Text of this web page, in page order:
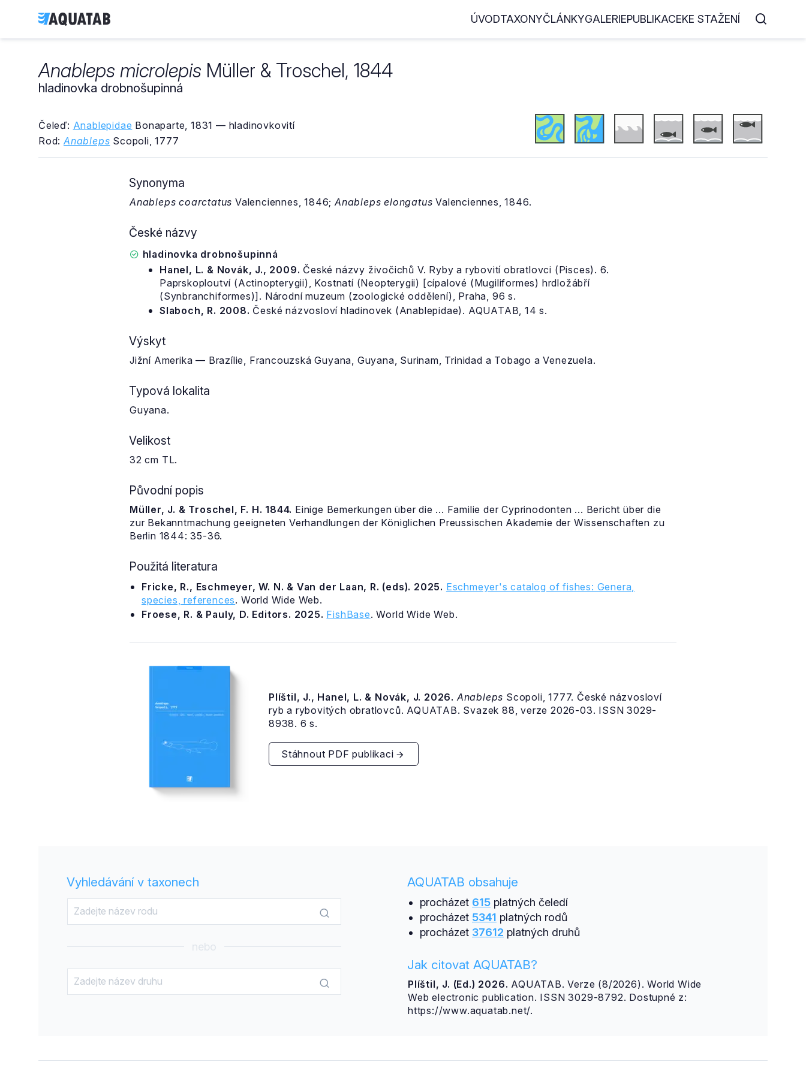
ÚVODTAXONYČLÁNKYGALERIEPUBLIKACEKE STAŽENÍ
Anableps microlepis Müller & Troschel, 1844
hladinovka drobnošupinná
Čeleď: Anablepidae Bonaparte, 1831 — hladinovkovití
Rod: Anableps Scopoli, 1777
Synonyma
Anableps coarctatus Valenciennes, 1846;Anableps elongatus Valenciennes, 1846.
České názvy
hladinovka drobnošupinná
Hanel, L. & Novák, J., 2009. České názvy živočichů V. Ryby a rybovití obratlovci (Pisces). 6.
Paprskoploutví (Actinopterygii), Kostnatí (Neopterygii) [cípalové (Mugiliformes) hrdložábří
(Synbranchiformes)]. Národní muzeum (zoologické oddělení), Praha, 96 s.
Slaboch, R. 2008. České názvosloví hladinovek (Anablepidae). AQUATAB, 14 s.
Výskyt
Jižní Amerika — Brazílie, Francouzská Guyana, Guyana, Surinam, Trinidad a Tobago a Venezuela.
Typová lokalita
Guyana.
Velikost
32 cm TL.
Původní popis
Müller, J. & Troschel, F. H. 1844. Einige Bemerkungen über die ... Familie der Cyprinodonten ... Bericht über die
zur Bekanntmachung geeigneten Verhandlungen der Königlichen Preussischen Akademie der Wissenschaften zu
Berlin 1844: 35-36.
Použitá literatura
Fricke, R., Eschmeyer, W. N. & Van der Laan, R. (eds). 2025. Eschmeyer's catalog of fishes: Genera,
species, references. World Wide Web.
Froese, R. & Pauly, D. Editors. 2025. FishBase. World Wide Web.
Plíštil, J., Hanel, L. & Novák, J. 2026. Anableps Scopoli, 1777. České názvosloví
ryb a rybovitých obratlovců. AQUATAB. Svazek 88, verze 2026-03. ISSN 3029-
8938. 6 s.
Stáhnout PDF publikaci
Vyhledávání v taxonech
nebo
AQUATAB obsahuje
procházet 615platných čeledí
procházet 5341 platných rodů
procházet 37612 platných druhů
Jak citovat AQUATAB?
Plíštil, J. (Ed.) 2026. AQUATAB. Verze (8/2026). World Wide
Web electronic publication. ISSN 3029-8792. Dostupné z:
https://www.aquatab.net/.